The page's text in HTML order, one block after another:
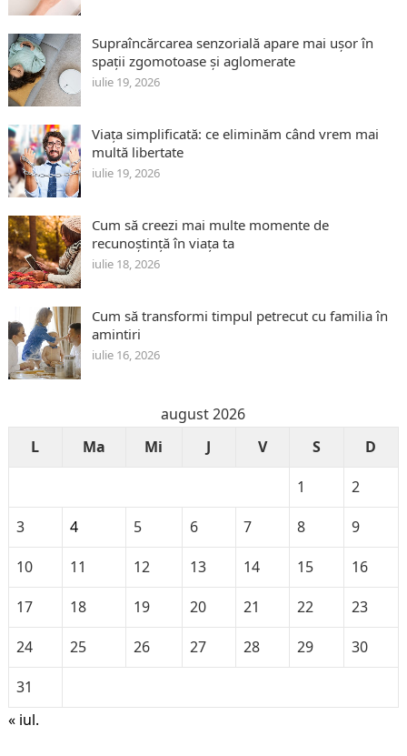
Supraîncărcarea senzorială apare mai ușor în
spații zgomotoase și aglomerate
iulie 19, 2026
Viața simplificată: ce eliminăm când vrem mai
multă libertate
iulie 19, 2026
Cum să creezi mai multe momente de
recunoștință în viața ta
iulie 18, 2026
Cum să transformi timpul petrecut cu familia în
amintiri
iulie 16, 2026
august 2026
L
Ma Mi J V S
D
1
2
3
4 5 6 7 8
9
10
11 12 13 14 15
16
17
18 19 20 21 22
23
24
25 26 27 28 29
30
31
« iul.